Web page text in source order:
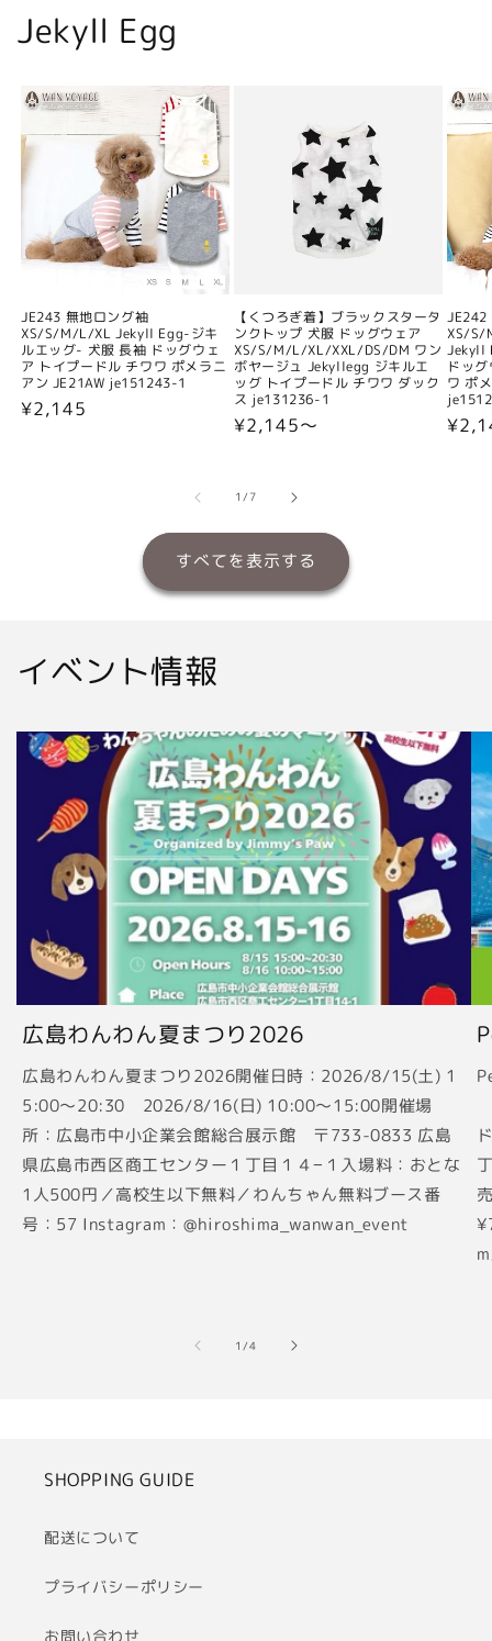
Jekyll Egg
JE243 無地ロング袖
XS/S/M/L/XL Jekyll Egg-ジキ
ルエッグ- 犬服 長袖 ドッグウェ
ア トイプードル チワワ ポメラニ
アン JE21AW je151243-1
通
¥2,145
【くつろぎ着】ブラックスタータ
ンクトップ 犬服 ドッグウェア
XS/S/M/L/XL/XXL/DS/DM ワン
ボヤージュ Jekyllegg ジキルエ
ッグ トイプードル チワワ ダック
ス je131236-1
通
格
¥2,145〜
JE242
XS/S/
Jekyll
ドッ
ワ ポ
通
1/の
7
すべてを表示する
イベント情報
広島わんわん夏まつり2026
広島わんわん夏まつり2026開催日時：2026/8/15(土) 1
5:00〜20:30 2026/8/16(日) 10:00〜15:00開催場
所：広島市中小企業会館総合展示館 〒733-0833 広島
県広島市西区商工センター１丁目１４−１入場料：おとな
1人500円／高校生以下無料／わんちゃん無料ブース番
号：57 Instagram：@hiroshima_wanwan_event
1 /の
4
SHOPPING GUIDE
配送について
プライバシーポリシー
お問い合わせ